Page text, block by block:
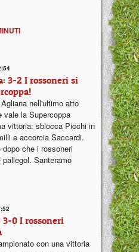
3-2 I rossoneri si
nell'ultimo atto
vale la Supercoppa
vittoria: sblocca Picchi in
e accorcia Saccardi.
che i rossoneri
Santeramo
3-0 I rossoneri
con una vittoria